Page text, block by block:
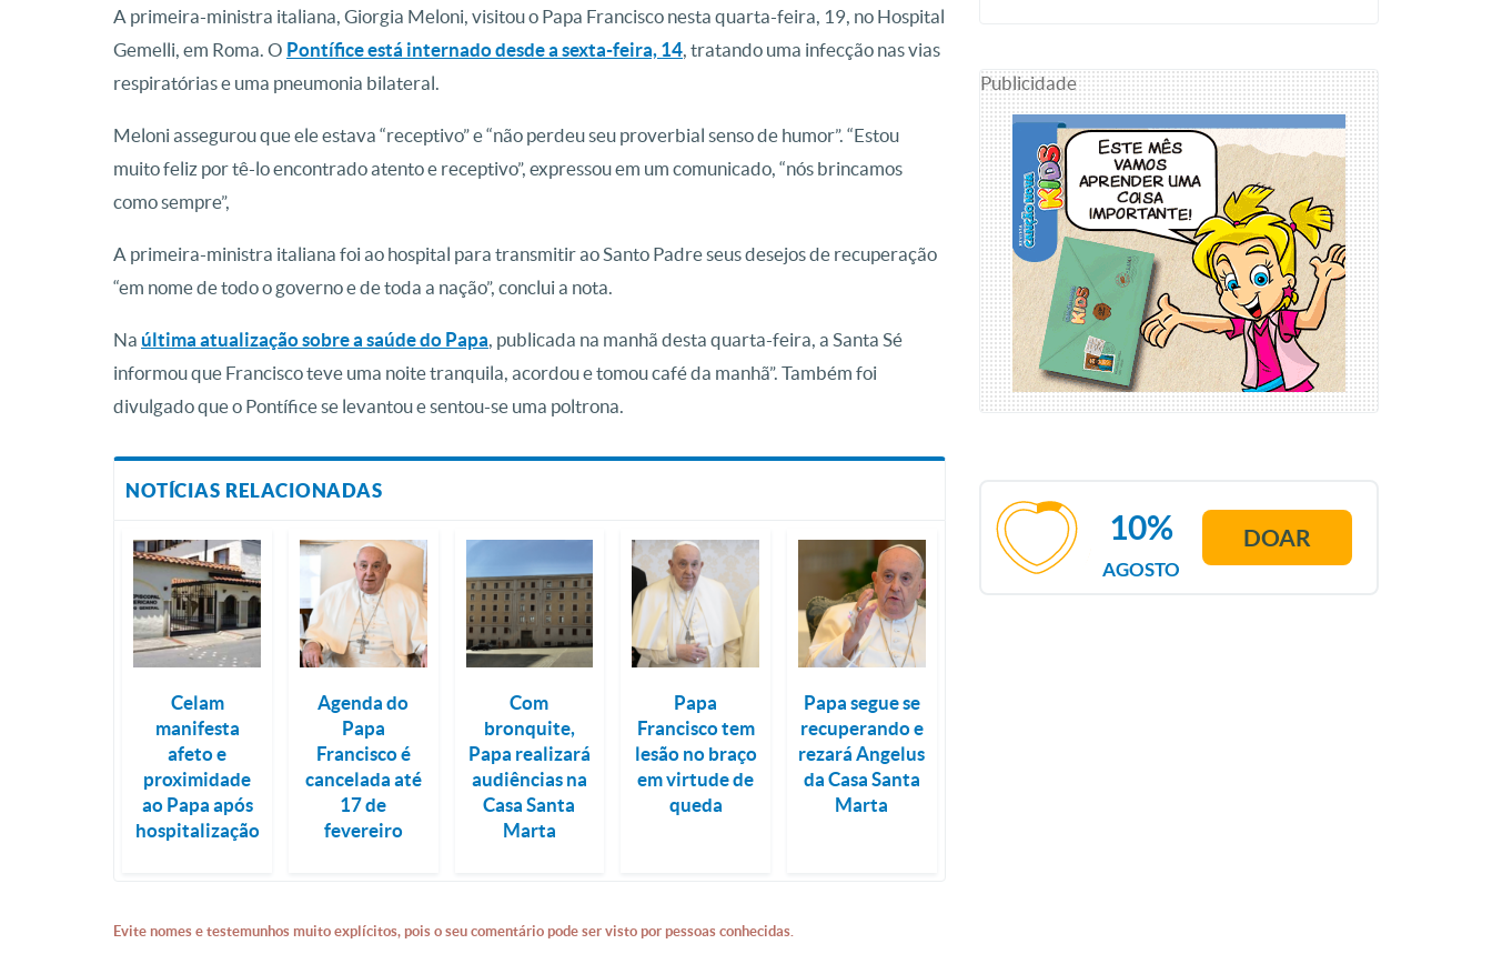
A primeira-ministra italiana, Giorgia Meloni, visitou o Papa Francisco nesta quarta-feira, 19, no Hospital
Gemelli, em Roma. O Pontífice está internado desde a sexta-feira, 14, tratando uma infecção nas vias
respiratórias e uma pneumonia bilateral.
Meloni assegurou que ele estava “receptivo” e “não perdeu seu proverbial senso de humor”. “Estou
muito feliz por tê-lo encontrado atento e receptivo”, expressou em um comunicado, “nós brincamos
como sempre”,
A primeira-ministra italiana foi ao hospital para transmitir ao Santo Padre seus desejos de recuperação
“em nome de todo o governo e de toda a nação”, conclui a nota.
Na última atualização sobre a saúde do Papa, publicada na manhã desta quarta-feira, a Santa Sé
informou que Francisco teve uma noite tranquila, acordou e tomou café da manhã”. Também foi
divulgado que o Pontífice se levantou e sentou-se uma poltrona.
NOTÍCIAS RELACIONADAS
Celam
manifesta
afeto e
proximidade
ao Papa após
hospitalização
Agenda do
Papa
Francisco é
cancelada até
17 de
fevereiro
Com
bronquite,
Papa realizará
audiências na
Casa Santa
Marta
Papa
Francisco tem
lesão no braço
em virtude de
queda
Papa segue se
recuperando e
rezará Angelus
da Casa Santa
Marta
Evite nomes e testemunhos muito explícitos, pois o seu comentário pode ser visto por pessoas conhecidas.
Publicidade
AGOSTO
10% DOAR